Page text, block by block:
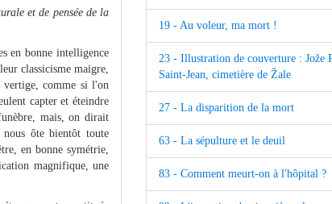
et de pensée de la
en bonne intelligence
classicisme maigre,
comme si l'on
capter et éteindre
mais, on dirait
ôte bientôt toute
en bonne symétrie,
magnifique, une
19 - Au voleur, ma mort !
23 - Illustration de couverture : Jože
Saint-Jean, cimetière de Žale
27 - La disparition de la mort
63 - La sépulture et le deuil
83 - Comment meurt-on à l'hôpital ?